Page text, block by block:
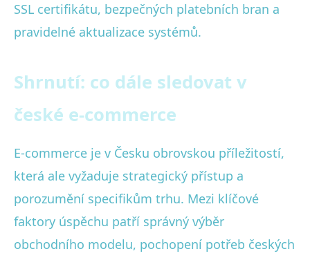
SSL certifikátu, bezpečných platebních bran a
pravidelné aktualizace systémů.
Shrnutí: co dále sledovat v
české e-commerce
E-commerce je v Česku obrovskou příležitostí,
která ale vyžaduje strategický přístup a
porozumění specifikům trhu. Mezi klíčové
faktory úspěchu patří správný výběr
obchodního modelu, pochopení potřeb českých